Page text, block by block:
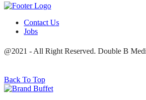
Contact Us
Jobs
@2021 - All Right Reserved. Double B
Back To Top